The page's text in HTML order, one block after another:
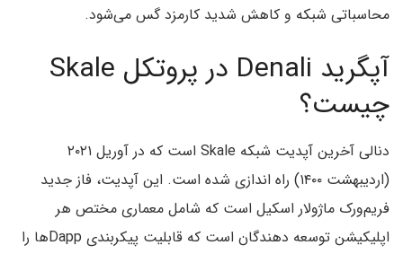
محاسباتی شبکه و کاهش شدید کارمزد گس می‌شود.
آپگرید Denali در پروتکل Skale
چیست؟
دنالی آخرین آپدیت شبکه Skale است که در آوریل ۲۰۲۱
(اردیبهشت ۱۴۰۰) راه اندازی شده است. این آپدیت، فاز جدید
فریم‌ورک ماژولار اسکیل است که شامل معماری مختص هر
اپلیکیشن توسعه دهندگان است که قابلیت پیکربندی Dappها را